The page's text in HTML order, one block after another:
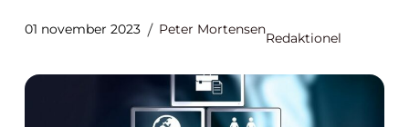
01 november 2023 Peter Mortensen
Redaktionel